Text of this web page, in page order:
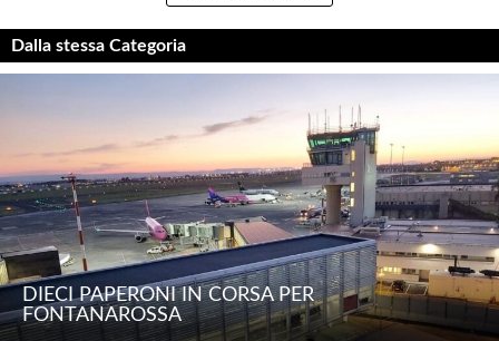
Dalla stessa Categoria
DIECI PAPERONI IN CORSA PER
FONTANAROSSA